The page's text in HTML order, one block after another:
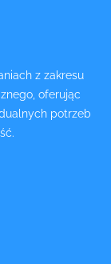
z zakresu
oferując
potrzeb